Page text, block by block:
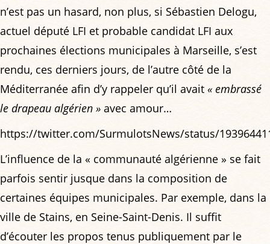
n’est pas un hasard, non plus, si Sébastien Delogu,
actuel député LFI et probable candidat LFI aux
prochaines élections municipales à Marseille, s’est
rendu, ces derniers jours, de l’autre côté de la
Méditerranée afin d’y rappeler qu’il avait « embrassé
le drapeau algérien » avec amour…
https://twitter.com/SurmulotsNews/status/
L’influence de la « communauté algérienne » se fait
parfois sentir jusque dans la composition de
certaines équipes municipales. Par exemple, dans la
ville de Stains, en Seine-Saint-Denis. Il suffit
d’écouter les propos tenus publiquement par le